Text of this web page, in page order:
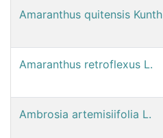
Amaranthus quitensis Kunth
Amaranthus retroflexus L.
Ambrosia artemisiifolia L.